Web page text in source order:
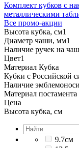
Комплект кубков с
металлическими
Все промо-акции
Высота кубка, см1
Диаметр чаши, мм1
Наличие ручек на
Цвет1
Материал Кубка
Кубки с Российской
Наличие
Материал постамента
Цена
Высота кубка, см
9.7см